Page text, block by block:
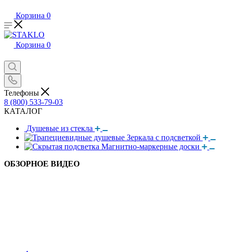
Корзина 0
Корзина 0
Телефоны
8 (800) 533-79-03
КАТАЛОГ
Душевые из стекла
Зеркала с подсветкой
Магнитно-маркерные доски
ОБЗОРНОЕ ВИДЕО